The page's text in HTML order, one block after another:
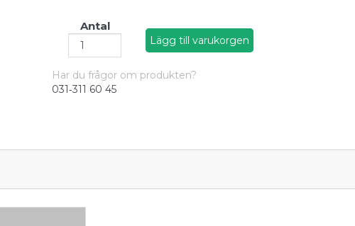
Antal
Lägg till varukorgen
Har du frågor om produkten?
031‑311 60 45